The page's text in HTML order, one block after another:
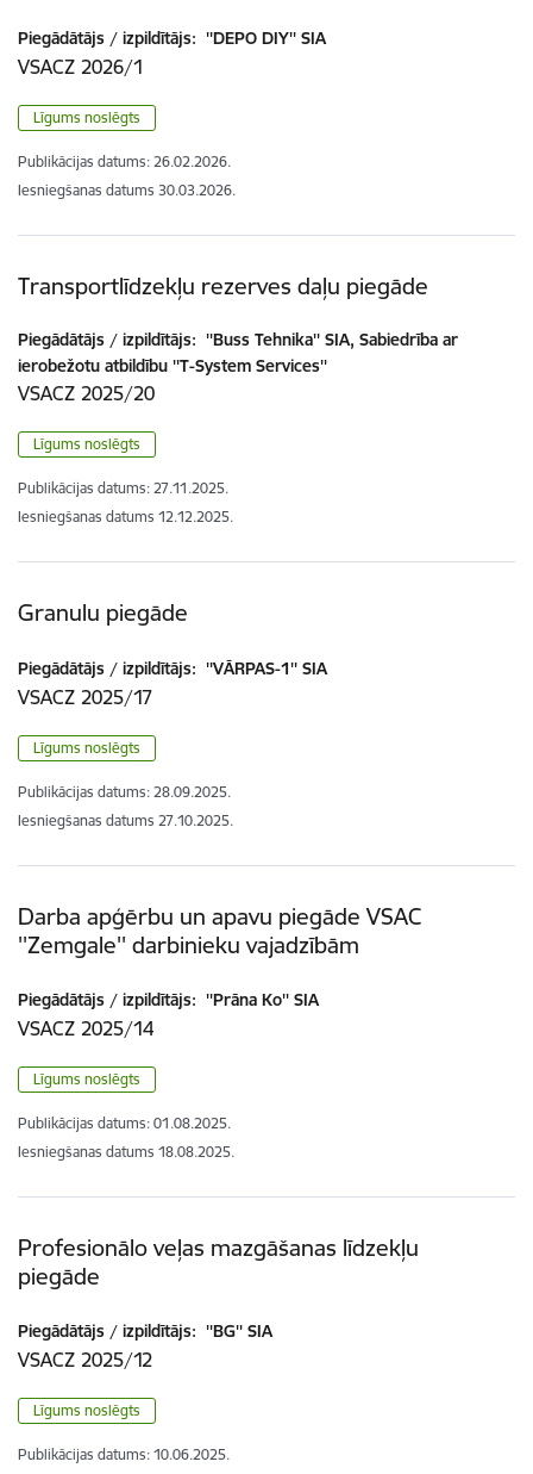
Piegādātājs / izpildītājs: ''DEPO DIY'' SIA
VSACZ 2026/1
Līgums noslēgts
Publikācijas datums: 26.02.2026.
Iesniegšanas datums 30.03.2026.
Transportlīdzekļu rezerves daļu piegāde
Piegādātājs / izpildītājs: ''Buss Tehnika'' SIA, Sabiedrība ar
ierobežotu atbildību ''T-System Services''
VSACZ 2025/20
Līgums noslēgts
Publikācijas datums: 27.11.2025.
Iesniegšanas datums 12.12.2025.
Granulu piegāde
Piegādātājs / izpildītājs: ''VĀRPAS-1'' SIA
VSACZ 2025/17
Līgums noslēgts
Publikācijas datums: 28.09.2025.
Iesniegšanas datums 27.10.2025.
Darba apģērbu un apavu piegāde VSAC
''Zemgale'' darbinieku vajadzībām
Piegādātājs / izpildītājs: ''Prāna Ko'' SIA
VSACZ 2025/14
Līgums noslēgts
Publikācijas datums: 01.08.2025.
Iesniegšanas datums 18.08.2025.
Profesionālo veļas mazgāšanas līdzekļu
piegāde
Piegādātājs / izpildītājs: ''BG'' SIA
VSACZ 2025/12
Līgums noslēgts
Publikācijas datums: 10.06.2025.